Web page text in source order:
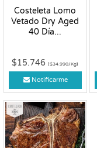
Costeleta Lomo
Vetado Dry Aged
40 Día...
$15.746($34.990/Kg)
Notificarme
Congelado